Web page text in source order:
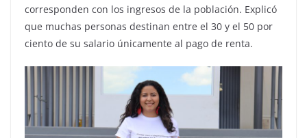
corresponden con los ingresos de la población. Explicó
que muchas personas destinan entre el 30 y el 50 por
ciento de su salario únicamente al pago de renta.